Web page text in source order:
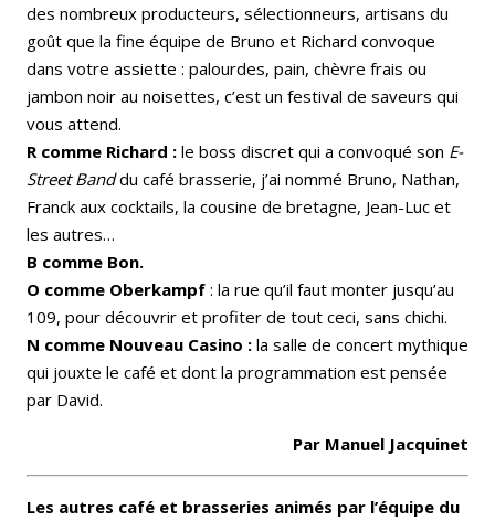
des nombreux producteurs, sélectionneurs, artisans du
goût que la fine équipe de Bruno et Richard convoque
dans votre assiette : palourdes, pain, chèvre frais ou
jambon noir au noisettes, c’est un festival de saveurs qui
vous attend.
R comme Richard : le boss discret qui a convoqué son E-
Street Banddu café brasserie, j’ai nommé Bruno, Nathan,
Franck aux cocktails, la cousine de bretagne, Jean-Luc et
les autres…
B comme Bon.
O comme Oberkampf : la rue qu’il faut monter jusqu’au
109, pour découvrir et profiter de tout ceci, sans chichi.
N comme Nouveau Casino : la salle de concert mythique
qui jouxte le café et dont la programmation est pensée
par David.
Par Manuel Jacquinet
Les autres café et brasseries animés par l’équipe du